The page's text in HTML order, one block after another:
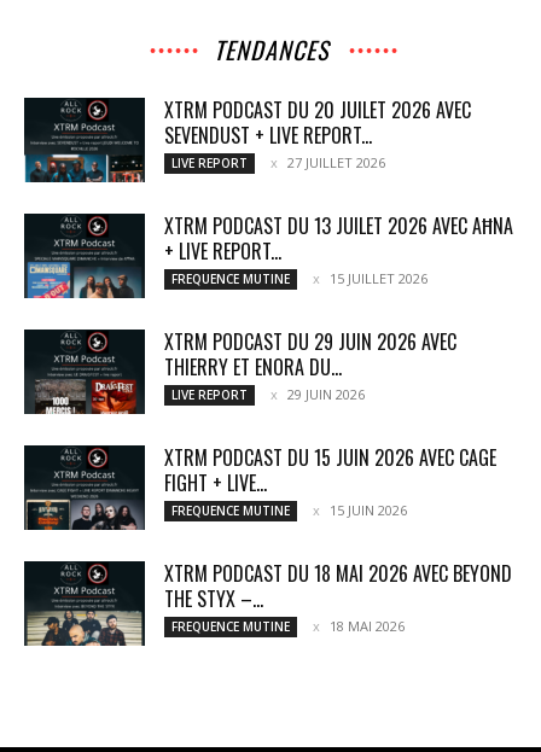
TENDANCES
XTRM PODCAST DU 20 JUILET 2026 AVEC
SEVENDUST + LIVE REPORT...
LIVE REPORT 27 JUILLET 2026
XTRM PODCAST DU 13 JUILET 2026 AVEC AĦNA
+ LIVE REPORT...
FREQUENCE MUTINE 15 JUILLET 2026
XTRM PODCAST DU 29 JUIN 2026 AVEC
THIERRY ET ENORA DU...
LIVE REPORT 29 JUIN 2026
XTRM PODCAST DU 15 JUIN 2026 AVEC CAGE
FIGHT + LIVE...
FREQUENCE MUTINE 15 JUIN 2026
XTRM PODCAST DU 18 MAI 2026 AVEC BEYOND
THE STYX –...
FREQUENCE MUTINE 18 MAI 2026